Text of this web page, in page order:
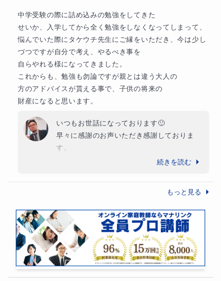
【シンプルに】
【誰が聞いても理解できるレベルまで噛み砕い
て】
【苦手分野を洗い出す】
というやり方をとっています。
ろしくお願いいたします🙇‍♂️
中学受験の際に詰め込みの勉強をしてきた
せいか、入学してから全く勉強をしなくなってしまって、
悩んでいた際にタケウチ先生にご縁をいただき、今は少し
づつですが自分で考え、やるべき事を
自らやれる様になってきました。
これからも、勉強も勿論ですが親とは違う大人の
方のアドバイスが貰える事で、子供の将来の
財産になると思います。
いつもお世話になっております🙂
早々に感謝のお声いただき感謝しておりま
す。
生徒さんは非常に前向きで自分から課題を持
す。
まだ始まって1ヶ月。これから山もあり谷も
あると思います。
勉強も勿論ですが長い長い中高一貫生活。
実はあっという間に過ぎてしまいます。その
期間併走して助言そしてアドバイスを含めて
指導できればと思っております。
今後ともどうぞよろしくお願いいたします🙂
続きを読む
もっと見る